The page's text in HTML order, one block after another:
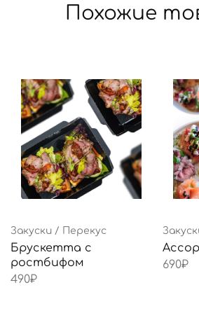
Похожие
Закуски / Перекус
Брускетта с
ростбифом
490₽
690₽